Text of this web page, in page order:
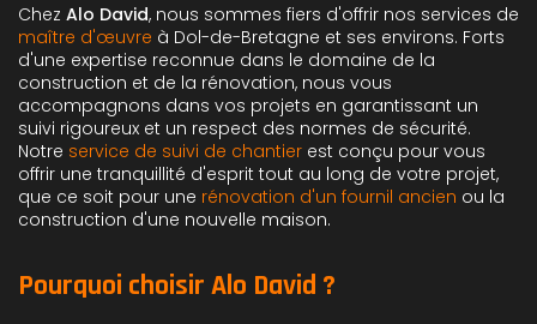
Chez Alo David, nous sommes fiers d'offrir nos services de
maître d'œuvre à Dol-de-Bretagne et ses environs. Forts
d'une expertise reconnue dans le domaine de la
construction et de la rénovation, nous vous
accompagnons dans vos projets en garantissant un
suivi rigoureux et un respect des normes de sécurité.
Notre service de suivi de chantier est conçu pour vous
offrir une tranquillité d'esprit tout au long de votre projet,
que ce soit pour une rénovation d'un fournil ancien ou la
construction d'une nouvelle maison.
Pourquoi choisir Alo David ?